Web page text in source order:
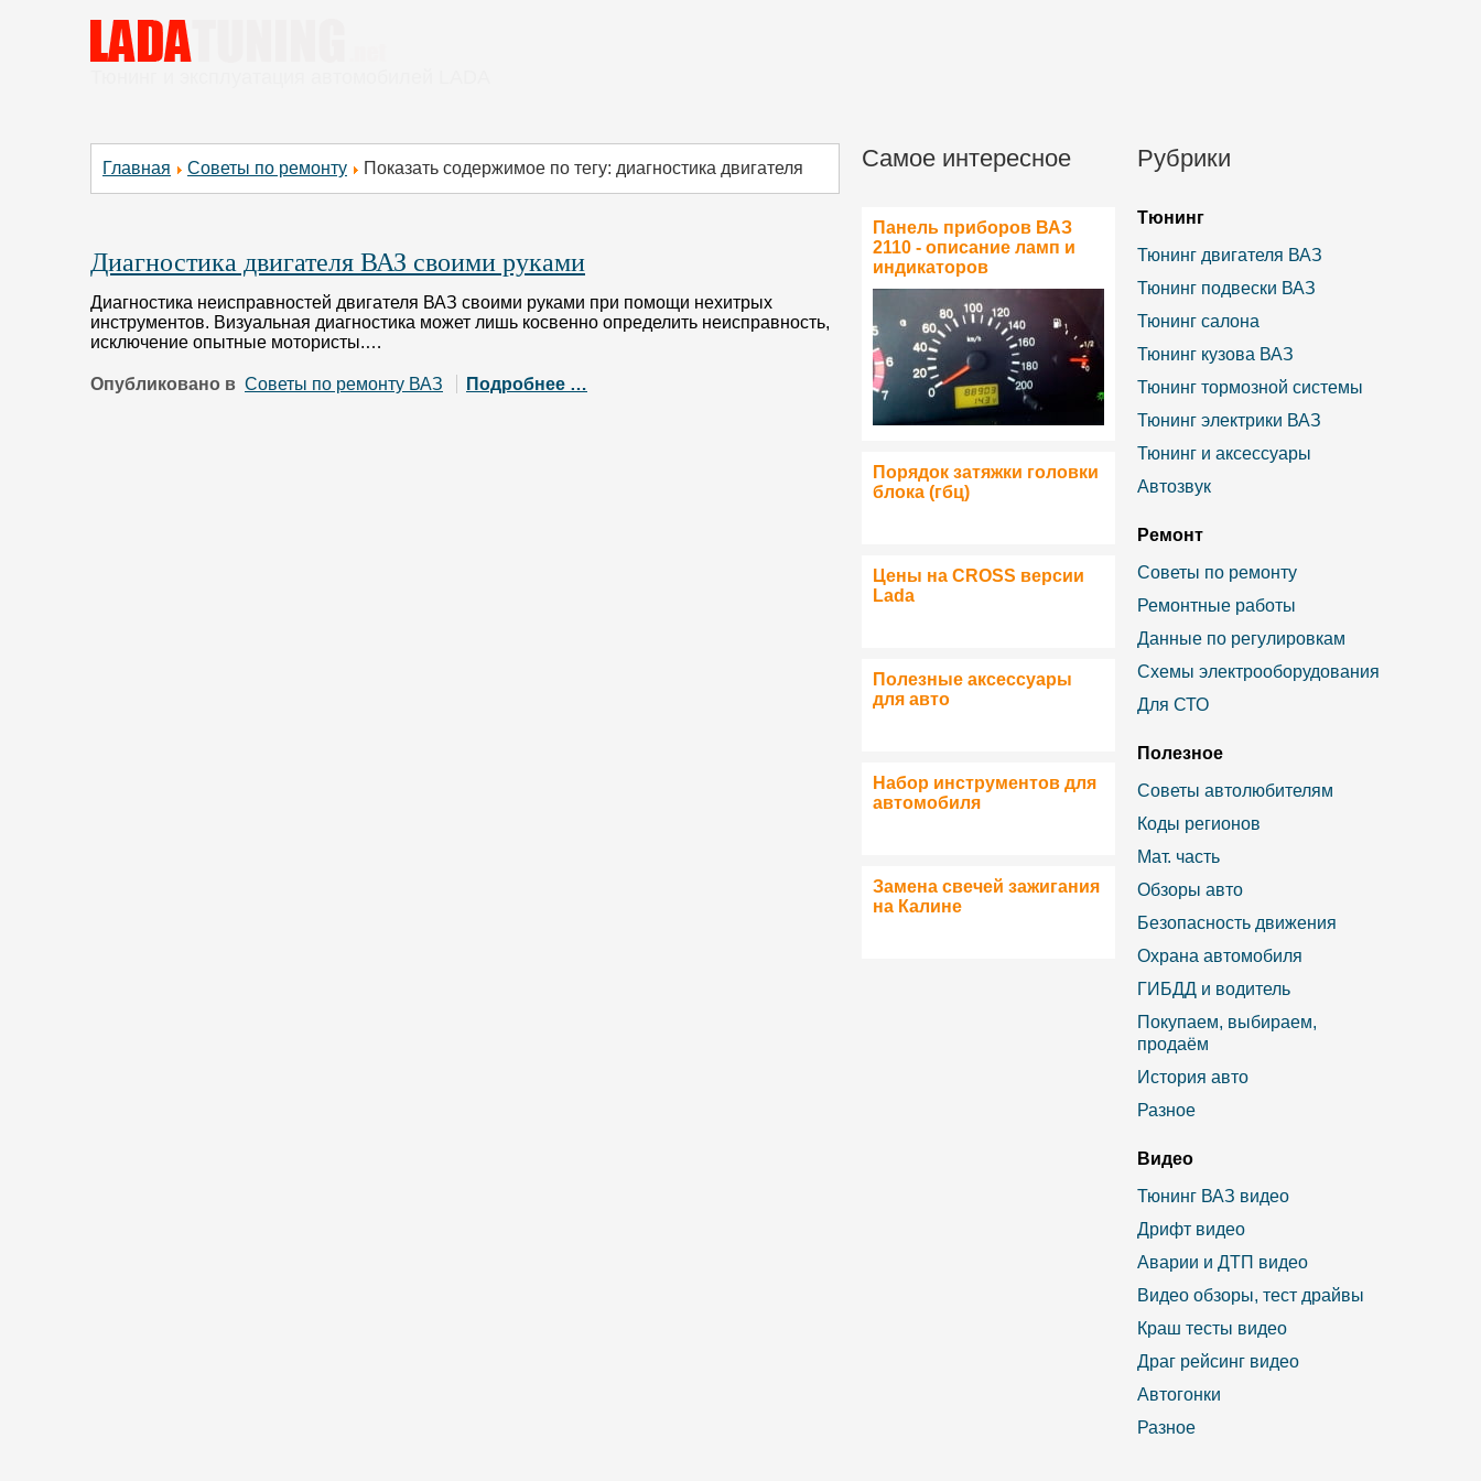
Главная Советы по ремонту Показать содержимое по тегу: диагностика двигателя
Диагностика двигателя ВАЗ своими руками
Диагностика неисправностей двигателя ВАЗ своими руками при помощи нехитрых
инструментов. Визуальная диагностика может лишь косвенно определить неисправность,
исключение опытные мотористы.…
Опубликовано в Советы по ремонту ВАЗ Подробнее …
Самое интересное
Панель приборов ВАЗ
2110 - описание ламп и
индикаторов
Порядок затяжки головки
блока (гбц)
Цены на CROSS версии
Lada
Полезные аксессуары
для авто
Набор инструментов для
автомобиля
Замена свечей зажигания
на Калине
Рубрики
Тюнинг
Тюнинг двигателя ВАЗ
Тюнинг подвески ВАЗ
Тюнинг салона
Тюнинг кузова ВАЗ
Тюнинг тормозной системы
Тюнинг электрики ВАЗ
Тюнинг и аксессуары
Автозвук
Ремонт
Советы по ремонту
Ремонтные работы
Данные по регулировкам
Схемы электрооборудования
Для СТО
Полезное
Советы автолюбителям
Коды регионов
Мат. часть
Обзоры авто
Безопасность движения
Охрана автомобиля
ГИБДД и водитель
Покупаем, выбираем,
продаём
История авто
Разное
Видео
Тюнинг ВАЗ видео
Дрифт видео
Аварии и ДТП видео
Видео обзоры, тест драйвы
Краш тесты видео
Драг рейсинг видео
Автогонки
Разное